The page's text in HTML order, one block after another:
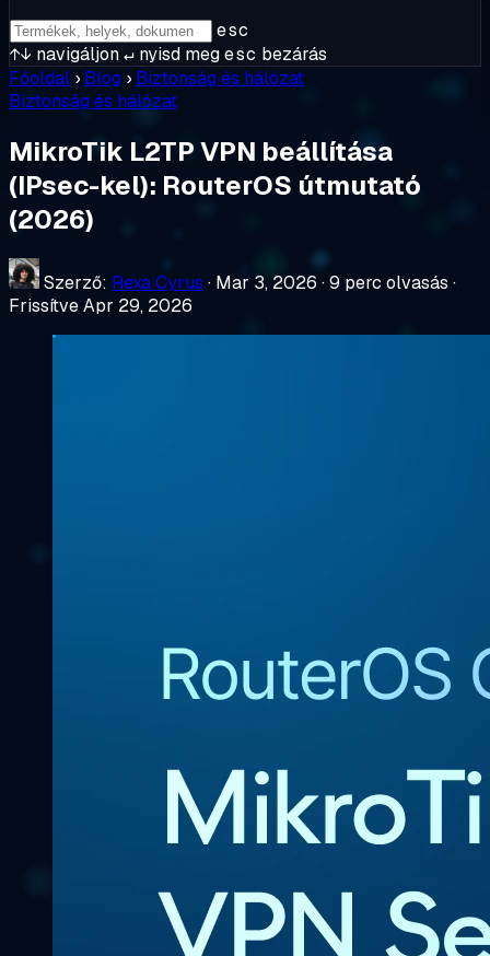
esc
↑↓ navigáljon↵ nyisd megesc bezárás
Főoldal › Blog › Biztonság és hálózat
Biztonság és hálózat
MikroTik L2TP VPN beállítása
(IPsec-kel): RouterOS útmutató
(2026)
Szerző: Rexa Cyrus · Mar 3, 2026 ·9 perc olvasás ·
Frissítve Apr 29, 2026